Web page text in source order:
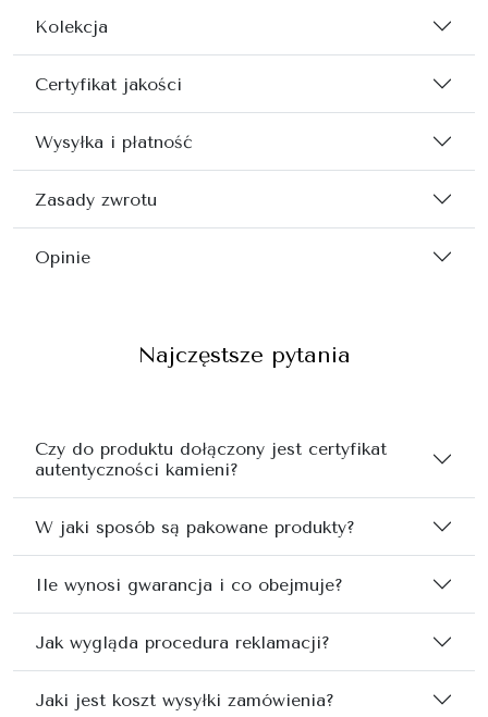
Kolekcja
Certyfikat jakości
Wysyłka i płatność
Zasady zwrotu
Opinie
Najczęstsze pytania
Czy do produktu dołączony jest certyfikat
autentyczności kamieni?
W jaki sposób są pakowane produkty?
Ile wynosi gwarancja i co obejmuje?
Jak wygląda procedura reklamacji?
Jaki jest koszt wysyłki zamówienia?